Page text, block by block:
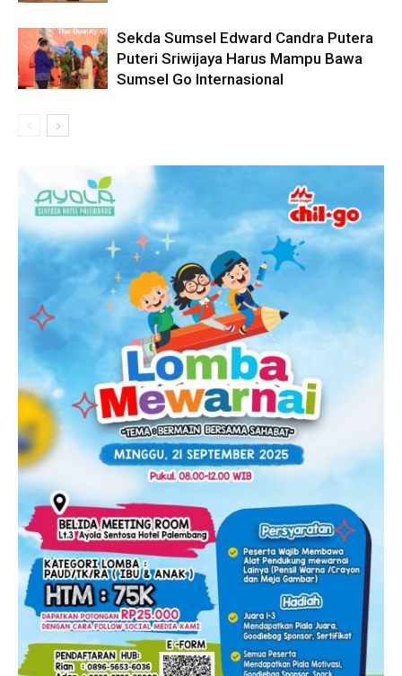
Sekda Sumsel Edward Candra Putera
Puteri Sriwijaya Harus Mampu Bawa
Sumsel Go Internasional